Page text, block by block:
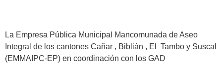
La Empresa Pública Municipal Mancomunada de Aseo
Integral de los cantones Cañar , Biblián , El Tambo y Suscal
(EMMAIPC-EP) en coordinación con los GAD